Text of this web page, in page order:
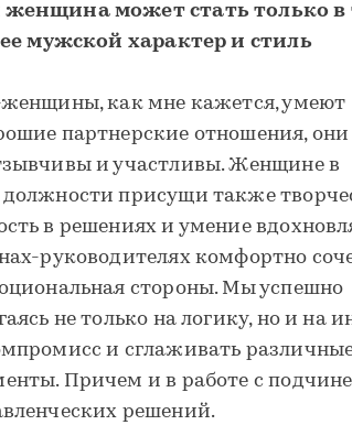
женщина может стать только в
мужской характер и стиль
как мне кажется, умеют
партнерские отношения, они
и участливы. Женщине в
должности присущи также
в решениях и умение
руководителях комфортно
стороны. Мы успешно
не только на логику, но и на
и сглаживать
Причем и в работе с
решений.